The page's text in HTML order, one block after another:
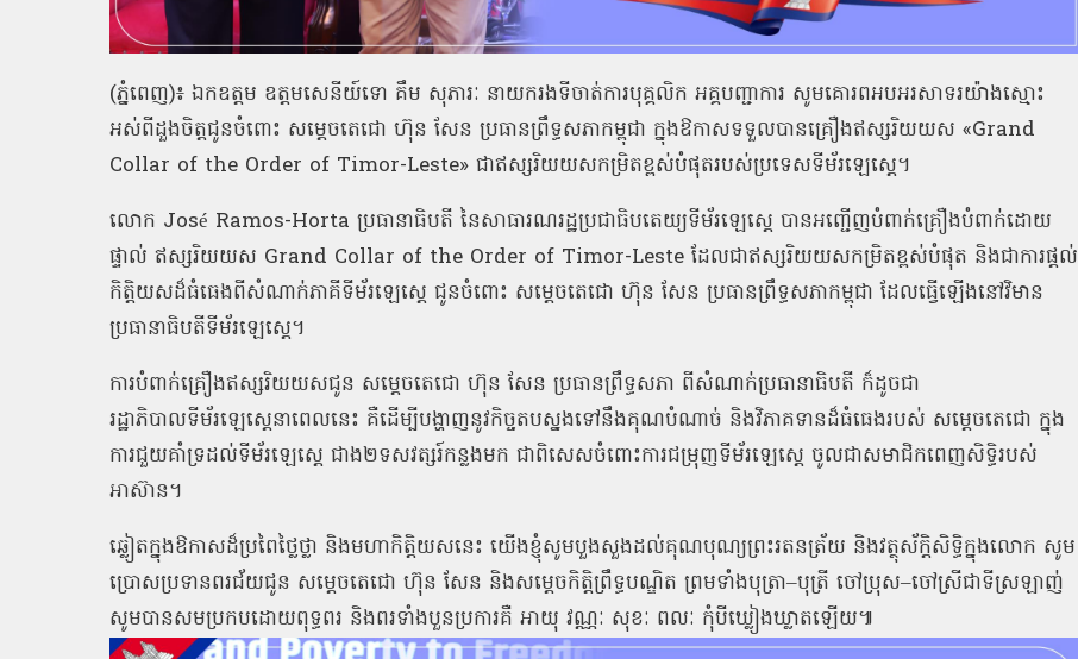
(ភ្នំពេញ)៖ ឯកឧត្ដម ឧត្ដមសេនីយ៍ទោ គឹម សុភារៈ នាយករងទីចាត់ការបុគ្គលិក អគ្គបញ្ជាការ សូមគោរពអបអរសាទរយ៉ាងស្មោះ
អស់ពីដួងចិត្តជូនចំពោះ សម្តេចតេជោ ហ៊ុន សែន ប្រធានព្រឹទ្ធសភាកម្ពុជា ក្នុងឱកាសទទួលបានគ្រឿងឥស្សរិយយស «Grand
Collar of the Order of Timor-Leste» ជាឥស្សរិយយសកម្រិតខ្ពស់បំផុតរបស់ប្រទេសទីម័រឡេស្តេ។
លោក José Ramos-Horta ប្រធានាធិបតី នៃសាធារណរដ្ឋប្រជាធិបតេយ្យទីម័រឡេស្តេ បានអញ្ជើញបំពាក់គ្រឿងបំពាក់ដោយ
ផ្ទាល់ ឥស្សរិយយស Grand Collar of the Order of Timor-Lesteដែលជាឥស្សរិយយសកម្រិតខ្ពស់បំផុត និងជាការផ្តល់
កិត្តិយសដ៏ធំធេងពីសំណាក់ភាគីទីម័រឡេស្តេ ជូនចំពោះ សម្តេចតេជោ ហ៊ុន សែន ប្រធានព្រឹទ្ធសភាកម្ពុជា ដែលធ្វើឡើងនៅវិមាន
ប្រធានាធិបតីទីម័រឡេស្តេ។
ការបំពាក់គ្រឿងឥស្សរិយយសជូន សម្ដេចតេជោ ហ៊ុន សែន ប្រធានព្រឹទ្ធសភា ពីសំណាក់ប្រធានាធិបតី ក៏ដូចជា
រដ្ឋាភិបាលទីម័រឡេស្តេនាពេលនេះ គឺដើម្បីបង្ហាញនូវកិច្ចតបស្នងទៅនឹងគុណបំណាច់ និងវិភាគទានដ៏ធំធេងរបស់ សម្តេចតេជោ ក្នុង
ការជួយគាំទ្រដល់ទីម័រឡេស្តេ ជាង២ទសវត្សរ៍កន្លងមក ជាពិសេសចំពោះការជម្រុញទីម័រឡេស្ដេ ចូលជាសមាជិកពេញសិទ្ធិរបស់
អាស៊ាន។
ឆ្លៀតក្នុងឱកាសដ៏ប្រពៃថ្លៃថ្លា និងមហាកិត្តិយសនេះ យើងខ្ញុំសូមបួងសួងដល់គុណបុណ្យព្រះរតនត្រ័យ និងវត្ថុស័ក្តិសិទ្ធិក្នុងលោក សូម
ប្រោសប្រទានពរជ័យជូន សម្ដេចតេជោ ហ៊ុន សែន និងសម្តេចកិត្តិព្រឹទ្ធបណ្ឌិត ព្រមទាំងបុត្រា–បុត្រី ចៅប្រុស–ចៅស្រីជាទីស្រឡាញ់
សូមបានសមប្រកបដោយពុទ្ធពរ និងពរទាំងបួនប្រការគឺ អាយុ វណ្ណៈ សុខៈ ពលៈ កុំបីឃ្លៀងឃ្លាតឡើយ៕